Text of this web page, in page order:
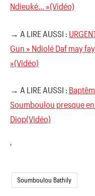
Ndieuké… »(Vidéo)
→ A LIRE AUSSI :
Gun » Ndiolé Daf may
»(Vidéo)
→ A LIRE AUSSI :
Soumboulou presque
Diop(Vidéo)
'
Soumboulou Bathily